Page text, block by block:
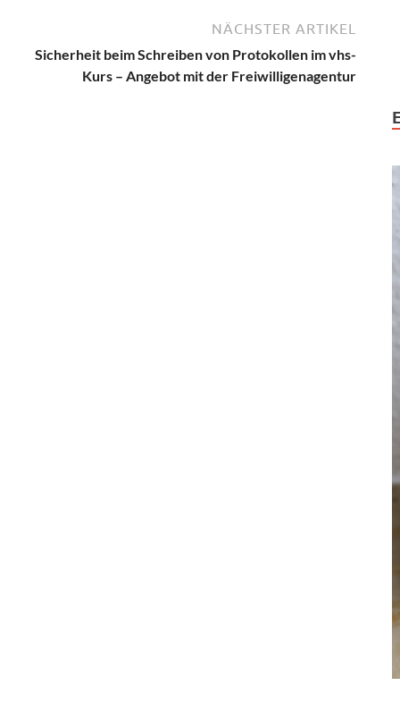
NÄCHSTER ARTIKEL
Sicherheit beim Schreiben von Protokollen im vhs-
Kurs – Angebot mit der Freiwilligenagentur